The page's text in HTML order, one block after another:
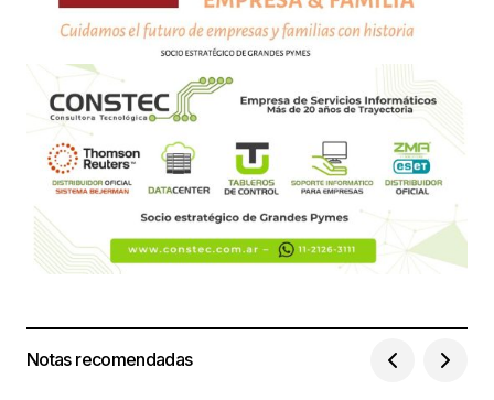
Notas recomendadas